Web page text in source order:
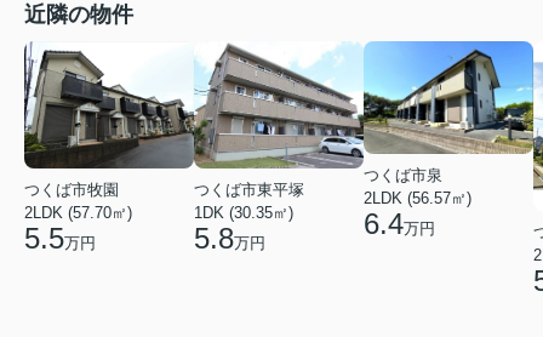
近隣の物件
つくば市牧園
2LDK (57.70㎡)
5.5万円
つくば市東平塚
1DK (30.35㎡)
5.8万円
つくば市泉
2LDK (56.57㎡)
6.4万円